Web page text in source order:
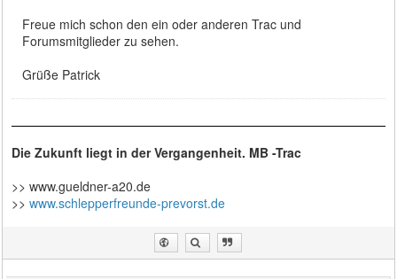
Freue mich schon den ein oder anderen Trac und
Forumsmitglieder zu sehen.
Grüße Patrick
Die Zukunft liegt in der Vergangenheit. MB -Trac
>> www.gueldner-a20.de
>>www.schlepperfreunde-prevorst.de